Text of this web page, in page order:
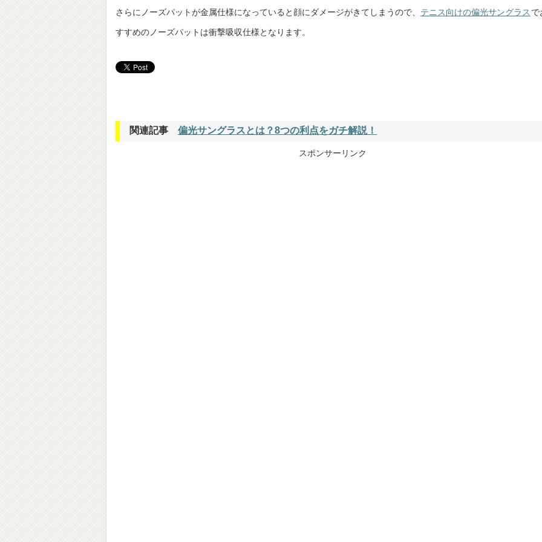
さらにノーズパットが金属仕様になっていると顔にダメージがきてしまうので、 テニス向けの偏光サングラス で
すすめのノーズパットは衝撃吸収仕様となります。
関連記事 偏光サングラスとは？8つの利点をガチ解説！
スポンサーリンク